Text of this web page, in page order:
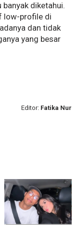
diketahui.
low-profile di
dan tidak
yang besar
Editor: Fatika Nur